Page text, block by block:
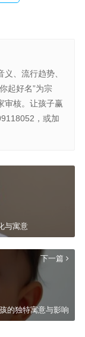
、流行趋势、
起好名”为宗
审核。让孩子赢
，或加
与寓意
下一篇
的独特寓意与影响